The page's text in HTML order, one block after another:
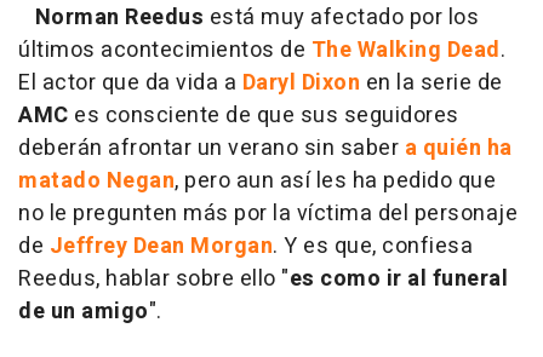
Norman Reedus está muy afectado por los
últimos acontecimientos de The Walking Dead.
El actor que da vida a Daryl Dixon en la serie de
AMC es consciente de que sus seguidores
deberán afrontar un verano sin saber a quién ha
matado Negan, pero aun así les ha pedido que
no le pregunten más por la víctima del personaje
de Jeffrey Dean Morgan. Y es que, confiesa
Reedus, hablar sobre ello "es como ir al funeral
de un amigo".